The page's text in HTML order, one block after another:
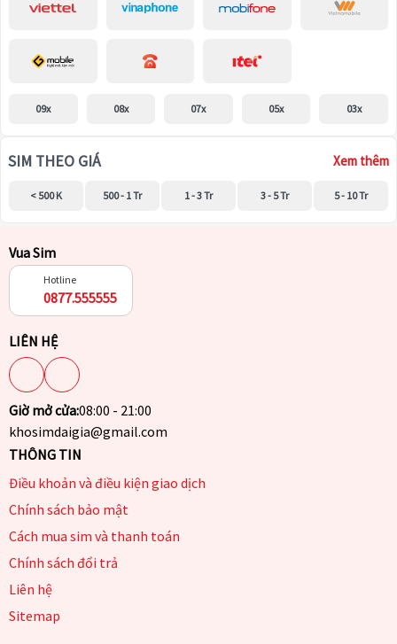
09x 08x 07x 05x 03x
SIM THEO GIÁ Xem thêm
< 500 K 500 - 1 Tr 1 - 3 Tr 3 - 5 Tr 5 - 10 Tr
Vua Sim
Hotline
0877.555555
LIÊN HỆ
Giờ mở cửa:08:00 - 21:00
khosimdaigia@gmail.com
THÔNG TIN
Điều khoản và điều kiện giao dịch
Chính sách bảo mật
Cách mua sim và thanh toán
Chính sách đổi trả
Liên hệ
Sitemap